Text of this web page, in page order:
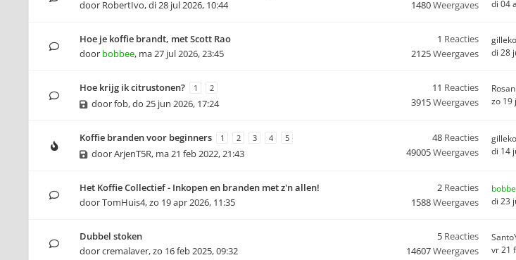
door RobertIvo,di 28 jul 2026, 10:44
1480Weergaves
di 04
Hoe je koffie brandt, met Scott Rao
door bobbee, ma 27 jul 2026, 23:45
1 Reacties
2125Weergaves
di 28
Hoe krijg ik citrustonen? 1 2
doorfob,do 25 jun 2026, 17:24
11 Reacties
3915Weergaves
zo 19
Koffie branden voor beginners 1 2 3 4 5
doorArjenT5R, ma 21 feb 2022, 21:43
48 Reacties
49005Weergaves
di 14
Het Koffie Collectief - Inkopen en branden met z'n allen!
doorTomHuis4,zo 19 apr 2026, 11:35
2 Reacties
1588Weergaves
di 23
Dubbel stoken
doorcremalaver,zo 16 feb 2025, 09:32
5 Reacties
14607Weergaves
vr 21